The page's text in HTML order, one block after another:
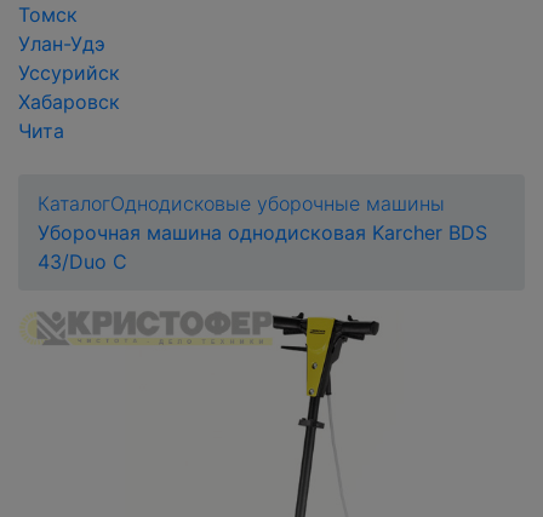
Томск
Улан-Удэ
Уссурийск
Хабаровск
Чита
КаталогОднодисковые уборочные машины
Уборочная машина однодисковая Karcher BDS
43/Duo С